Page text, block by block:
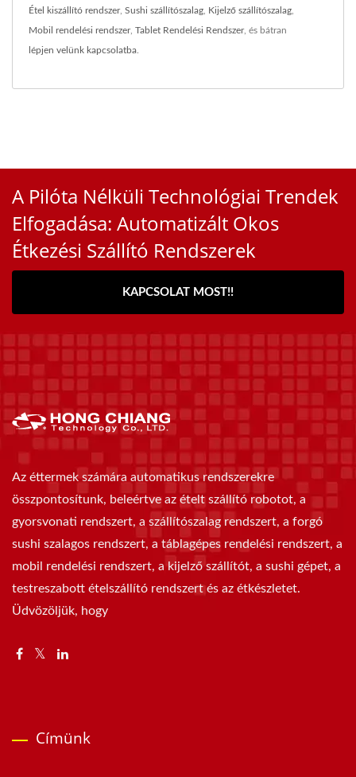
Étel kiszállító rendszer, Sushi szállítószalag Kijelző szállítószalag
Mobil rendelési rendszer, Tablet Rendelési Rendszer, és bátran
lépjen velünk kapcsolatba
A Pilóta Nélküli Technológiai Trendek
Elfogadása: Automatizált Okos
Étkezési Szállító Rendszerek
KAPCSOLAT MOST!!
Az éttermek számára automatikus rendszerekre
összpontosítunk, beleértve az ételt szállító robotot, a
gyorsvonati rendszert, a szállítószalag rendszert, a forgó
sushi szalagos rendszert, a táblagépes rendelési rendszert, a
mobil rendelési rendszert, a kijelző szállítót, a sushi gépet, a
testreszabott ételszállító rendszert és az étkészletet.
Üdvözöljük, hogy
Címünk